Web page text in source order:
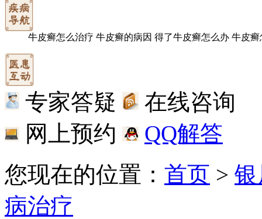
牛皮癣怎么治疗 牛皮癣的病因 得了牛皮癣怎么办 牛皮癣
专家答疑
在线咨询
网上预约
QQ解答
您现在的位置： 首页 >
病治疗